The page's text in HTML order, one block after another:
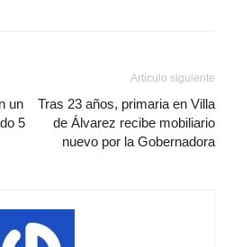
un
5
Artículo siguiente
Tras 23 años, primaria en Villa
de Álvarez recibe mobiliario
nuevo por la Gobernadora